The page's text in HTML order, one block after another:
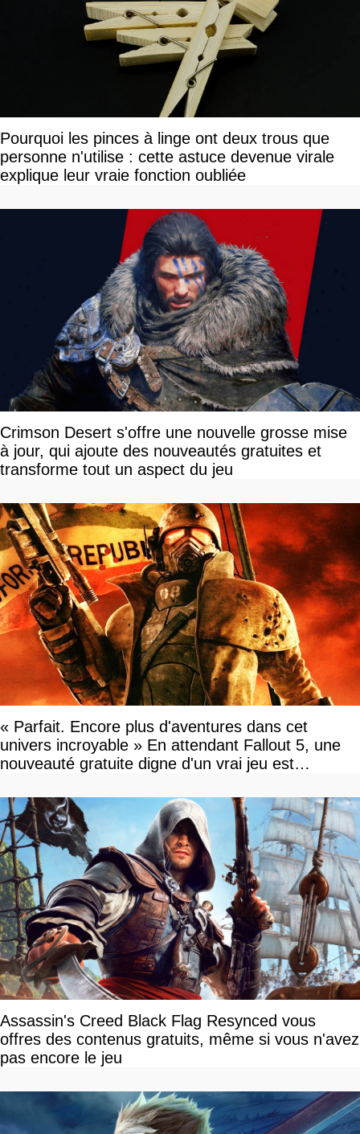
Pourquoi les pinces à linge ont deux trous que
personne n'utilise : cette astuce devenue virale
explique leur vraie fonction oubliée
Crimson Desert s'offre une nouvelle grosse mise
à jour, qui ajoute des nouveautés gratuites et
transforme tout un aspect du jeu
« Parfait. Encore plus d'aventures dans cet
univers incroyable » En attendant Fallout 5, une
nouveauté gratuite digne d'un vrai jeu est
Assassin's Creed Black Flag Resynced vous
offres des contenus gratuits, même si vous n'avez
pas encore le jeu